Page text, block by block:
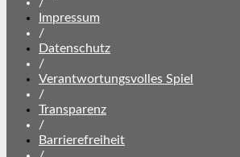
Impressum
/
Datenschutz
/
Verantwortungsvolles Spiel
/
Transparenz
/
Barrierefreiheit